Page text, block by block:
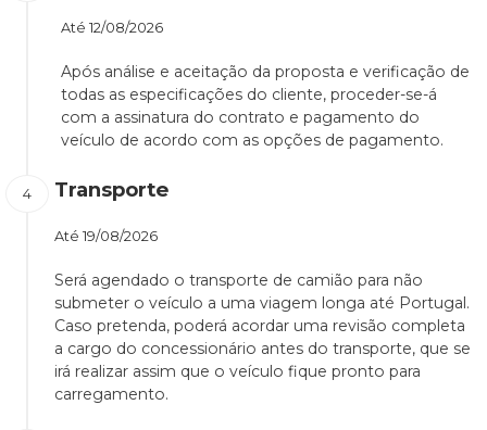
Até 12/08/2026
Após análise e aceitação da proposta e verificação de
todas as especificações do cliente, proceder-se-á
com a assinatura do contrato e pagamento do
veículo de acordo com as opções de pagamento.
Transporte
Até 19/08/2026
Será agendado o transporte de camião para não
submeter o veículo a uma viagem longa até Portugal.
Caso pretenda, poderá acordar uma revisão completa
a cargo do concessionário antes do transporte, que se
irá realizar assim que o veículo fique pronto para
carregamento.